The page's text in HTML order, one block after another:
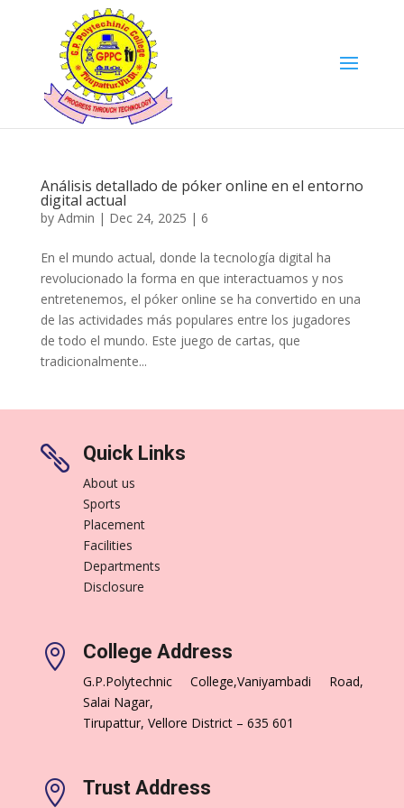
Análisis detallado de póker online en el entorno
digital actual
by Admin | Dec 24, 2025 | 6
En el mundo actual, donde la tecnología digital ha
revolucionado la forma en que interactuamos y nos
entretenemos, el póker online se ha convertido en una
de las actividades más populares entre los jugadores
de todo el mundo. Este juego de cartas, que
tradicionalmente...
 Quick Links
About us
Sports
Placement
Facilities
Departments
Disclosure
 College Address
G.P.Polytechnic College,Vaniyambadi Road,
Salai Nagar,
Tirupattur, Vellore District – 635 601
 Trust Address